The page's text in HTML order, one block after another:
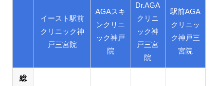
イースト駅前
クリニック神
戸三宮院
AGAスキ
ンクリニ
ック神戸
院
Dr.AGA
クリニ
ック神
戸三宮
院
駅前AGA
クリニッ
ク神戸三
宮院
総